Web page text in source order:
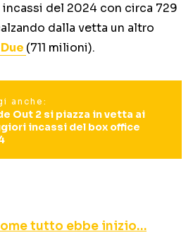
del 2024 con circa 729
dalla vetta un altro
(711 milioni).
anche:
Out 2 si piazza in vetta ai
incassi del box office
tutto ebbe inizio…